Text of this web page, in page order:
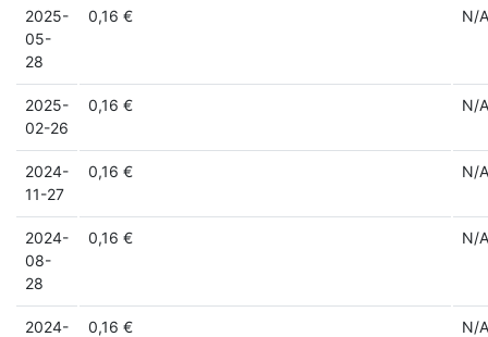
2025-
05-
28
0,16 € N/A
2025-
02-26
0,16 € N/A
2024-
11-27
0,16 € N/A
2024-
08-
28
0,16 € N/A
2024-
0,16 € N/A